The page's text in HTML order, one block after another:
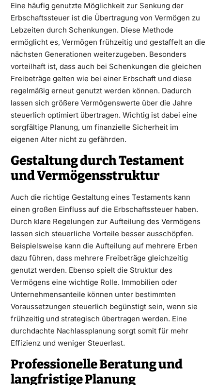
Eine häufig genutzte Möglichkeit zur Senkung der
Erbschaftssteuer ist die Übertragung von Vermögen zu
Lebzeiten durch Schenkungen. Diese Methode
ermöglicht es, Vermögen frühzeitig und gestaffelt an die
nächsten Generationen weiterzugeben. Besonders
vorteilhaft ist, dass auch bei Schenkungen die gleichen
Freibeträge gelten wie bei einer Erbschaft und diese
regelmäßig erneut genutzt werden können. Dadurch
lassen sich größere Vermögenswerte über die Jahre
steuerlich optimiert übertragen. Wichtig ist dabei eine
sorgfältige Planung, um finanzielle Sicherheit im
eigenen Alter nicht zu gefährden.
Gestaltung durch Testament
und Vermögensstruktur
Auch die richtige Gestaltung eines Testaments kann
einen großen Einfluss auf die Erbschaftssteuer haben.
Durch klare Regelungen zur Aufteilung des Vermögens
lassen sich steuerliche Vorteile besser ausschöpfen.
Beispielsweise kann die Aufteilung auf mehrere Erben
dazu führen, dass mehrere Freibeträge gleichzeitig
genutzt werden. Ebenso spielt die Struktur des
Vermögens eine wichtige Rolle. Immobilien oder
Unternehmensanteile können unter bestimmten
Voraussetzungen steuerlich begünstigt sein, wenn sie
frühzeitig und strategisch übertragen werden. Eine
durchdachte Nachlassplanung sorgt somit für mehr
Effizienz und weniger Steuerlast.
Professionelle Beratung und
langfristige Planung